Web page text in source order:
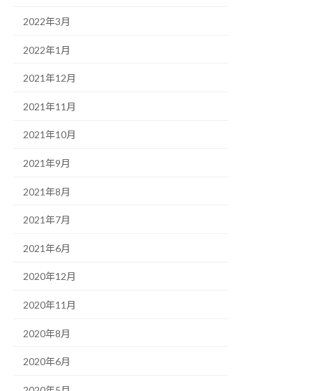
2022年3月
2022年1月
2021年12月
2021年11月
2021年10月
2021年9月
2021年8月
2021年7月
2021年6月
2020年12月
2020年11月
2020年8月
2020年6月